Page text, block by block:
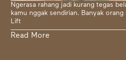
Ngerasa rahang jadi kurang tegas
kamu nggak sendirian. Banyak
Lift
Read More